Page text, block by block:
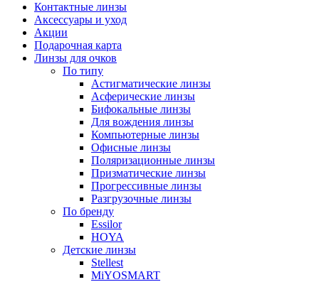
Контактные линзы
Аксессуары и уход
Акции
Подарочная карта
Линзы для очков
По типу
Астигматические линзы
Асферические линзы
Бифокальные линзы
Для вождения линзы
Компьютерные линзы
Офисные линзы
Поляризационные линзы
Призматические линзы
Прогрессивные линзы
Разгрузочные линзы
По бренду
Essilor
HOYA
Детские линзы
Stellest
MiYOSMART